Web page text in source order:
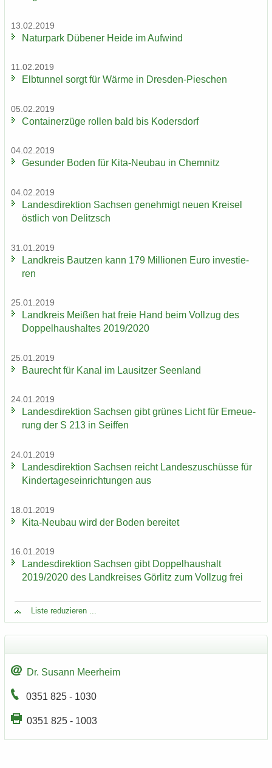
13.02.2019
Na­tur­park Dü­be­ner Heide im Auf­wind
11.02.2019
Elb­tun­nel sorgt für Wärme in Dresden-​Pieschen
05.02.2019
Con­tai­ner­zü­ge rol­len bald bis Ko­ders­dorf
04.02.2019
Ge­sun­der Boden für Kita-​Neubau in Chem­nitz
04.02.2019
Lan­des­di­rek­ti­on Sach­sen ge­neh­migt neuen Krei­sel
öst­lich von De­litzsch
31.01.2019
Land­kreis Baut­zen kann 179 Mil­lio­nen Euro in­ves­tie­
ren
25.01.2019
Land­kreis Mei­ßen hat freie Hand beim Voll­zug des
Dop­pel­haus­hal­tes 2019/2020
25.01.2019
Bau­recht für Kanal im Lau­sit­zer Se­en­land
24.01.2019
Lan­des­di­rek­ti­on Sach­sen gibt grü­nes Licht für Er­neue­
rung der S 213 in Seif­fen
24.01.2019
Lan­des­di­rek­ti­on Sach­sen reicht Lan­des­zu­schüs­se für
Kin­der­ta­ges­ein­rich­tun­gen aus
18.01.2019
Kita-​Neubau wird der Boden be­rei­tet
16.01.2019
Lan­des­di­rek­ti­on Sach­sen gibt Dop­pel­haus­halt
2019/2020 des Land­krei­ses Gör­litz zum Voll­zug frei
Liste re­du­zie­ren ...
Dr. Su­sann Meer­heim
0351 825 - 1030
0351 825 - 1003